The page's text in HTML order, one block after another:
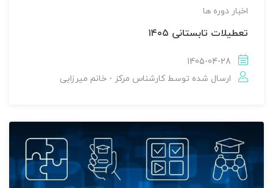
اخبار دوره ها
تعطیلات تابستانی ۱۴۰۵
1405-04-28
ارسال شده توسطکارشناس مرکز - خانم میرزایی